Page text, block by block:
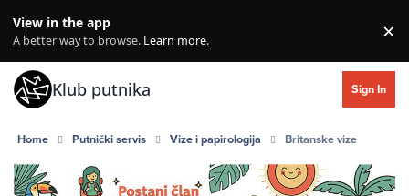
View in the app
A better way to browse. Learn more. ×
Klub putnika Sign In
Home Putnički servis Vize i papirologija Britanske vize